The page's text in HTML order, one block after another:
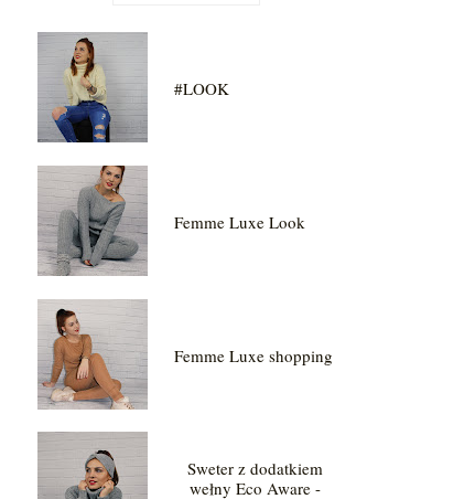
#LOOK
Femme Luxe Look
Femme Luxe shopping
Sweter z dodatkiem
wełny Eco Aware -